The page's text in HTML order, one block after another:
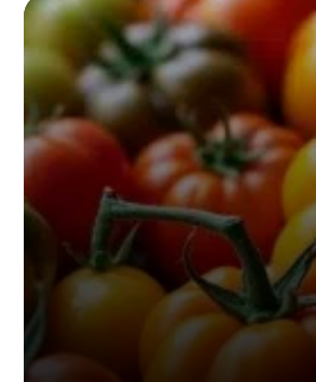
efficace, sûr et sans
10 novembre 2025